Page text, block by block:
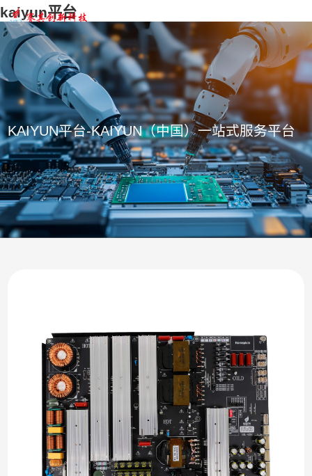
kaiyun平台
KAIYUN平台-KAIYUN（中国）一站式服务平台